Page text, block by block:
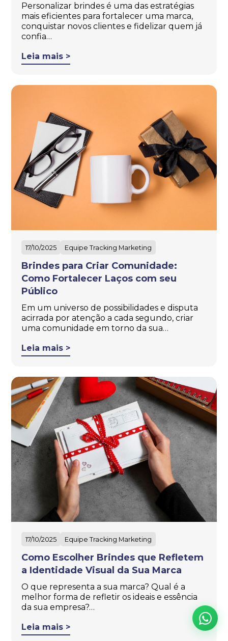
Personalizar brindes é uma das estratégias
mais eficientes para fortalecer uma marca,
conquistar novos clientes e fidelizar quem já
confia…
Leia mais >
17/10/2025 Equipe Tracking Marketing
Brindes para Criar Comunidade:
Como Fortalecer Laços com seu
Público
Em um universo de possibilidades e disputa
acirrada por atenção a cada segundo, criar
uma comunidade em torno da sua…
Leia mais >
17/10/2025 Equipe Tracking Marketing
Como Escolher Brindes que Refletem
a Identidade Visual da Sua Marca
O que representa a sua marca? Qual é a
melhor forma de refletir os ideais e essência
da sua empresa?…
Leia mais >